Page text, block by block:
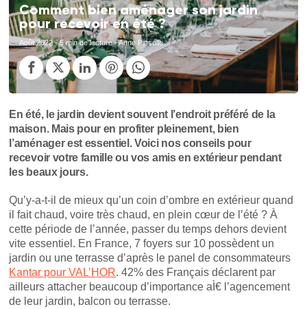
Comment bien aménager son jardin
pour recevoir en été ?
Août 2022- 5 min de lecture - Anne Pinsolle
En été, le jardin devient souvent l’endroit préféré de la
maison. Mais pour en profiter pleinement, bien
l’aménager est essentiel. Voici nos conseils pour
recevoir votre famille ou vos amis en extérieur pendant
les beaux jours.
Qu’y-a-t-il de mieux qu’un coin d’ombre en extérieur quand
il fait chaud, voire très chaud, en plein cœur de l’été ? À
cette période de l’année, passer du temps dehors devient
vite essentiel. En France, 7 foyers sur 10 possèdent un
jardin ou une terrasse d’après le panel de consommateurs
Kantar pour VAL’HOR. 42% des Français déclarent par
ailleurs attacher beaucoup d’importance aÌ€ l’agencement
de leur jardin, balcon ou terrasse.